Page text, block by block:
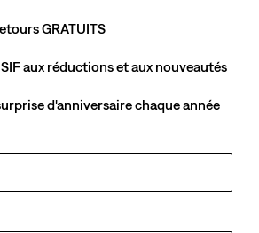
GRATUITS
aux réductions et aux nouveautés
d'anniversaire chaque année